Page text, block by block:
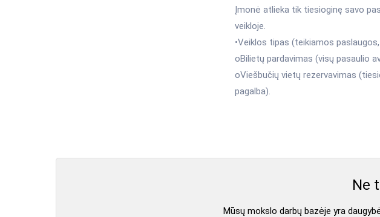
Įmonė atlieka tik tiesioginę savo
veikloje.
•Veiklos tipas (teikiamos
oBilietų pardavimas (visų pasaulio
oViešbučių vietų rezervavimas
pagalba).
Ne
Mūsų mokslo darbų bazėje yra